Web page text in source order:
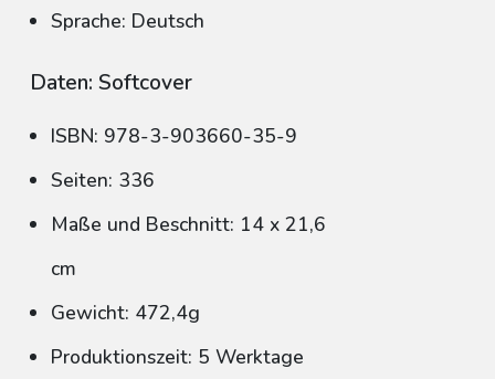
Sprache: Deutsch
Daten: Softcover
ISBN: 978-3-903660-35-9
Seiten: 336
Maße und Beschnitt: 14 x 21,6
cm
Gewicht: 472,4g
Produktionszeit: 5 Werktage